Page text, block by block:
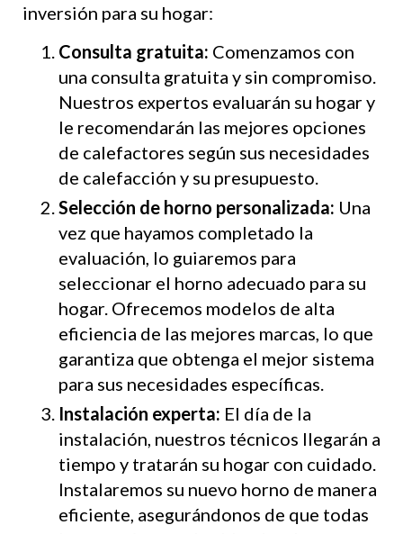
inversión para su hogar:
Consulta gratuita: Comenzamos con
una consulta gratuita y sin compromiso.
Nuestros expertos evaluarán su hogar y
le recomendarán las mejores opciones
de calefactores según sus necesidades
de calefacción y su presupuesto.
Selección de horno personalizada: Una
vez que hayamos completado la
evaluación, lo guiaremos para
seleccionar el horno adecuado para su
hogar. Ofrecemos modelos de alta
eficiencia de las mejores marcas, lo que
garantiza que obtenga el mejor sistema
para sus necesidades específicas.
Instalación experta: El día de la
instalación, nuestros técnicos llegarán a
tiempo y tratarán su hogar con cuidado.
Instalaremos su nuevo horno de manera
eficiente, asegurándonos de que todas